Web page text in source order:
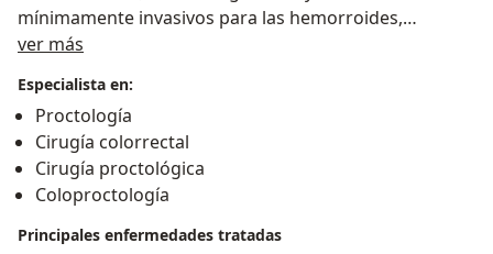
mínimamente invasivos para las hemorroides,
tratamientos ultramodernos guiados por doppler
ver más
Especialista en:
Proctología
Cirugía colorrectal
Cirugía proctológica
Coloproctología
Principales enfermedades tratadas